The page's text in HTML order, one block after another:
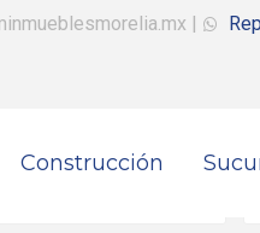
|
Construcción